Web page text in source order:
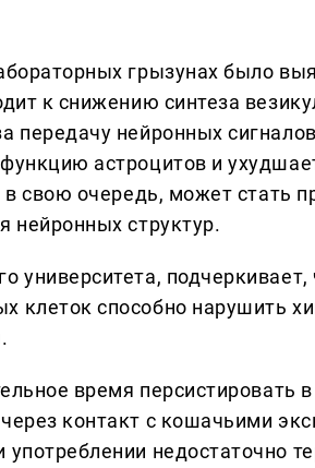
грызунах было
к снижению синтеза
передачу нейронных
астроцитов и
свою очередь, может стать
нейронных структур.
университета, подчеркивает,
клеток способно нарушить
время персистировать
контакт с кошачьими
недостаточно